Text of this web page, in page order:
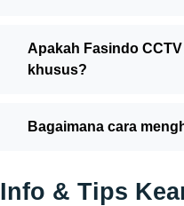
Apakah Fasindo
khusus?
Bagaimana cara
Info & Tips